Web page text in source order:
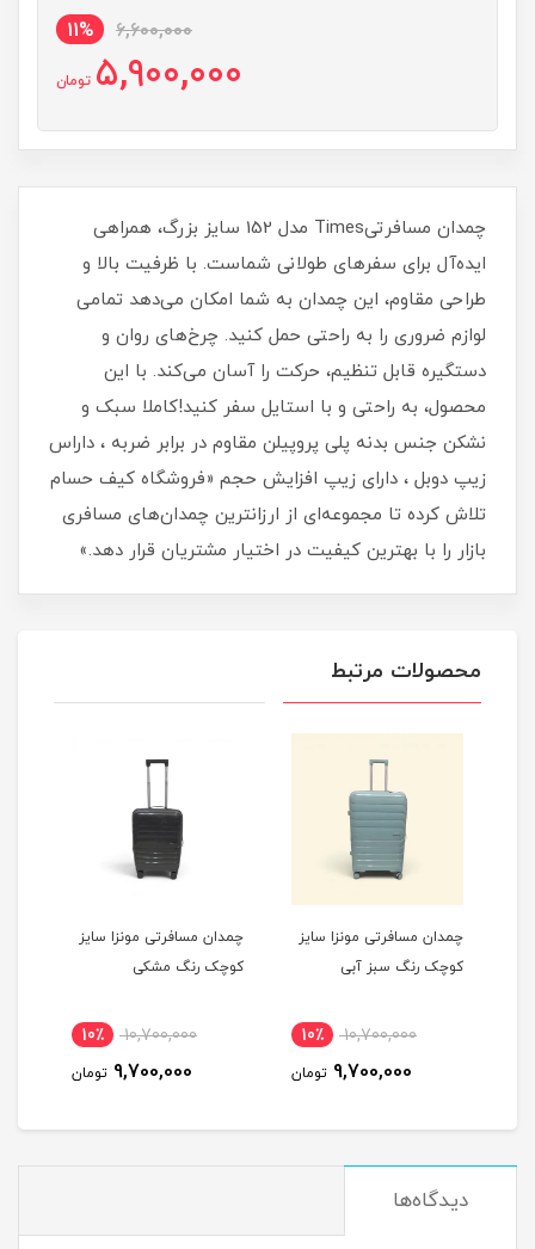
6,600,000
11%
5,900,000 تومان
چمدان مسافرتیTimes مدل 152 سایز بزرگ، همراهی
ایده‌آل برای سفرهای طولانی شماست. با ظرفیت بالا و
طراحی مقاوم، این چمدان به شما امکان می‌دهد تمامی
لوازم ضروری را به راحتی حمل کنید. چرخ‌های روان و
دستگیره قابل تنظیم، حرکت را آسان می‌کند. با این
محصول، به راحتی و با استایل سفر کنید!کاملا سبک و
نشکن جنس بدنه پلی پروپیلن مقاوم در برابر ضربه ، داراس
زیپ دوبل ، دارای زیپ افزایش حجم «فروشگاه کیف حسام
تلاش کرده تا مجموعه‌ای از ارزانترین چمدان‌های مسافری
بازار را با بهترین کیفیت در اختیار مشتریان قرار دهد.»
محصولات مرتبط
چمدان مسافرتی مونزا سایز
کوچک رنگ سبز آبی
10,700,000 10٪
9,700,000 تومان
چمدان مسافرتی مونزا سایز
کوچک رنگ مشکی
10,700,000 10٪
9,700,000 تومان
دیدگاه‌ها